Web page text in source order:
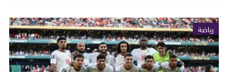
رياضة